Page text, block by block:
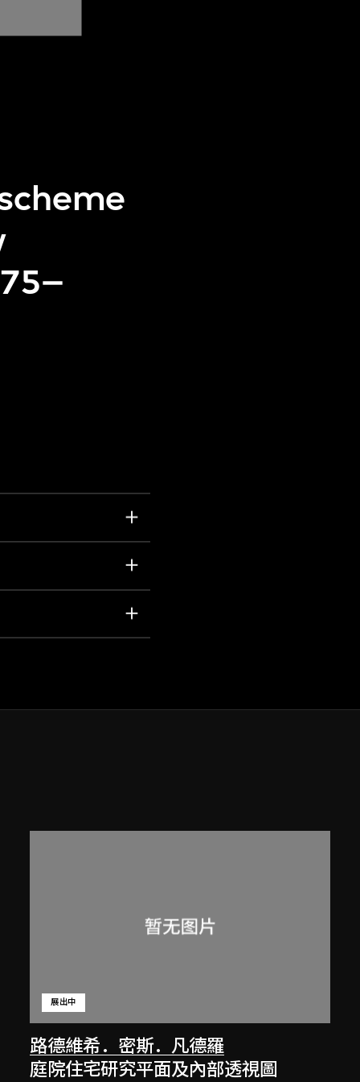
路德維希．密斯．凡德羅
展出中
庭院住宅研究平面及內部透視圖